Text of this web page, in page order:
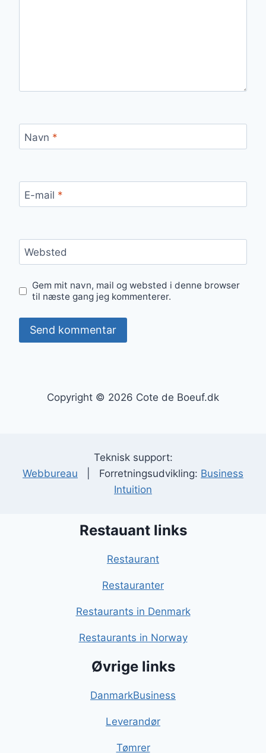
Navn *
E-mail *
Websted
Gem mit navn, mail og websted i denne browser
til næste gang jeg kommenterer.
Copyright © 2026 Cote de Boeuf.dk
Teknisk support:
Webbureau | Forretningsudvikling: Business
Intuition
Restauant links
Restaurant
Restauranter
Restaurants in Denmark
Restaurants in Norway
Øvrige links
DanmarkBusiness
Leverandør
Tømrer